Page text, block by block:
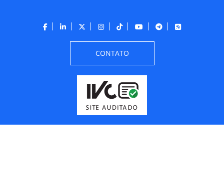
CONTATO